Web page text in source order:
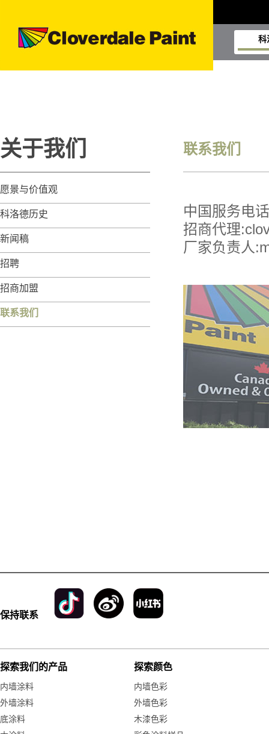
科
联系我们
中国服务电
招商代理
厂家负责人
关于我们
愿景与价值观
科洛德历史
新闻稿
招聘
招商加盟
联系我们
保持联系
探索我们的产品
内墙涂料
外墙涂料
底涂料
探索颜色
内墙色彩
外墙色彩
木漆色彩